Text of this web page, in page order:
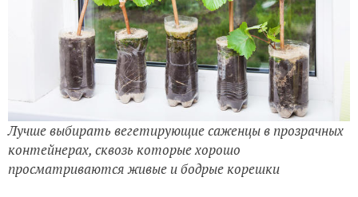
Лучше выбирать вегетирующие саженцы в прозрачных
контейнерах, сквозь которые хорошо
просматриваются живые и бодрые корешки